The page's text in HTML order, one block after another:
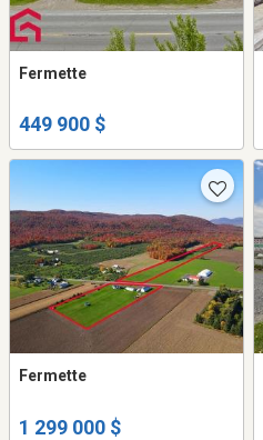
Fermette
449 900 $
Fermette
1 299 000 $